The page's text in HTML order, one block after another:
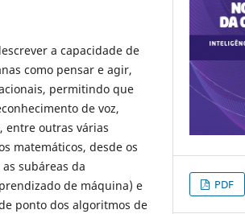
a capacidade de
como pensar e agir,
permitindo que
de voz,
entre outras várias
matemáticos, desde os
subáreas da
de máquina) e
ponto dos algoritmos de
PDF